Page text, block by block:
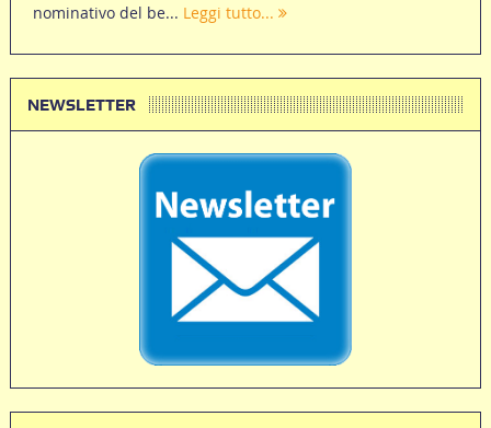
nominativo del be... Leggi tutto...
NEWSLETTER